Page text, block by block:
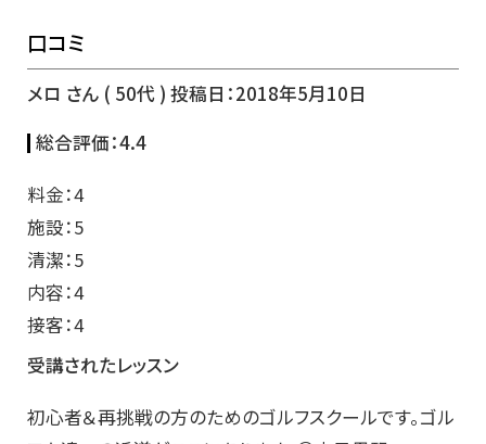
口コミ
メロ さん ( 50代 ) 投稿日：2018年5月10日
総合評価：4.4
料金：4
施設：5
清潔：5
内容：4
接客：4
受講されたレッスン
初心者＆再挑戦の方のためのゴルフスクールです。ゴル